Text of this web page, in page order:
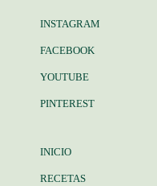
INSTAGRAM
FACEBOOK
YOUTUBE
PINTEREST
INICIO
RECETAS